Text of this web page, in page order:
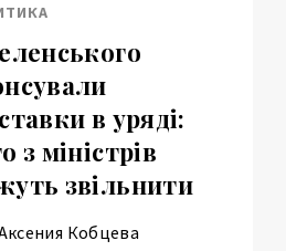
в уряді:
з міністрів
звільнити
Кобцева